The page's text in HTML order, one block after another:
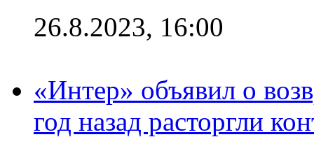
26.8.2023, 16:00
«Интер» объявил о
год назад расторгли